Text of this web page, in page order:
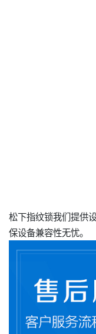
松下指纹锁我们提供
保设备兼容性无忧。